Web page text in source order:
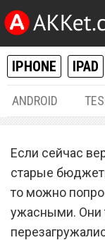
IPHONE IPAD
ANDROID
Xiaomi
Если сейчас
старые
то можно
ужасными. Они